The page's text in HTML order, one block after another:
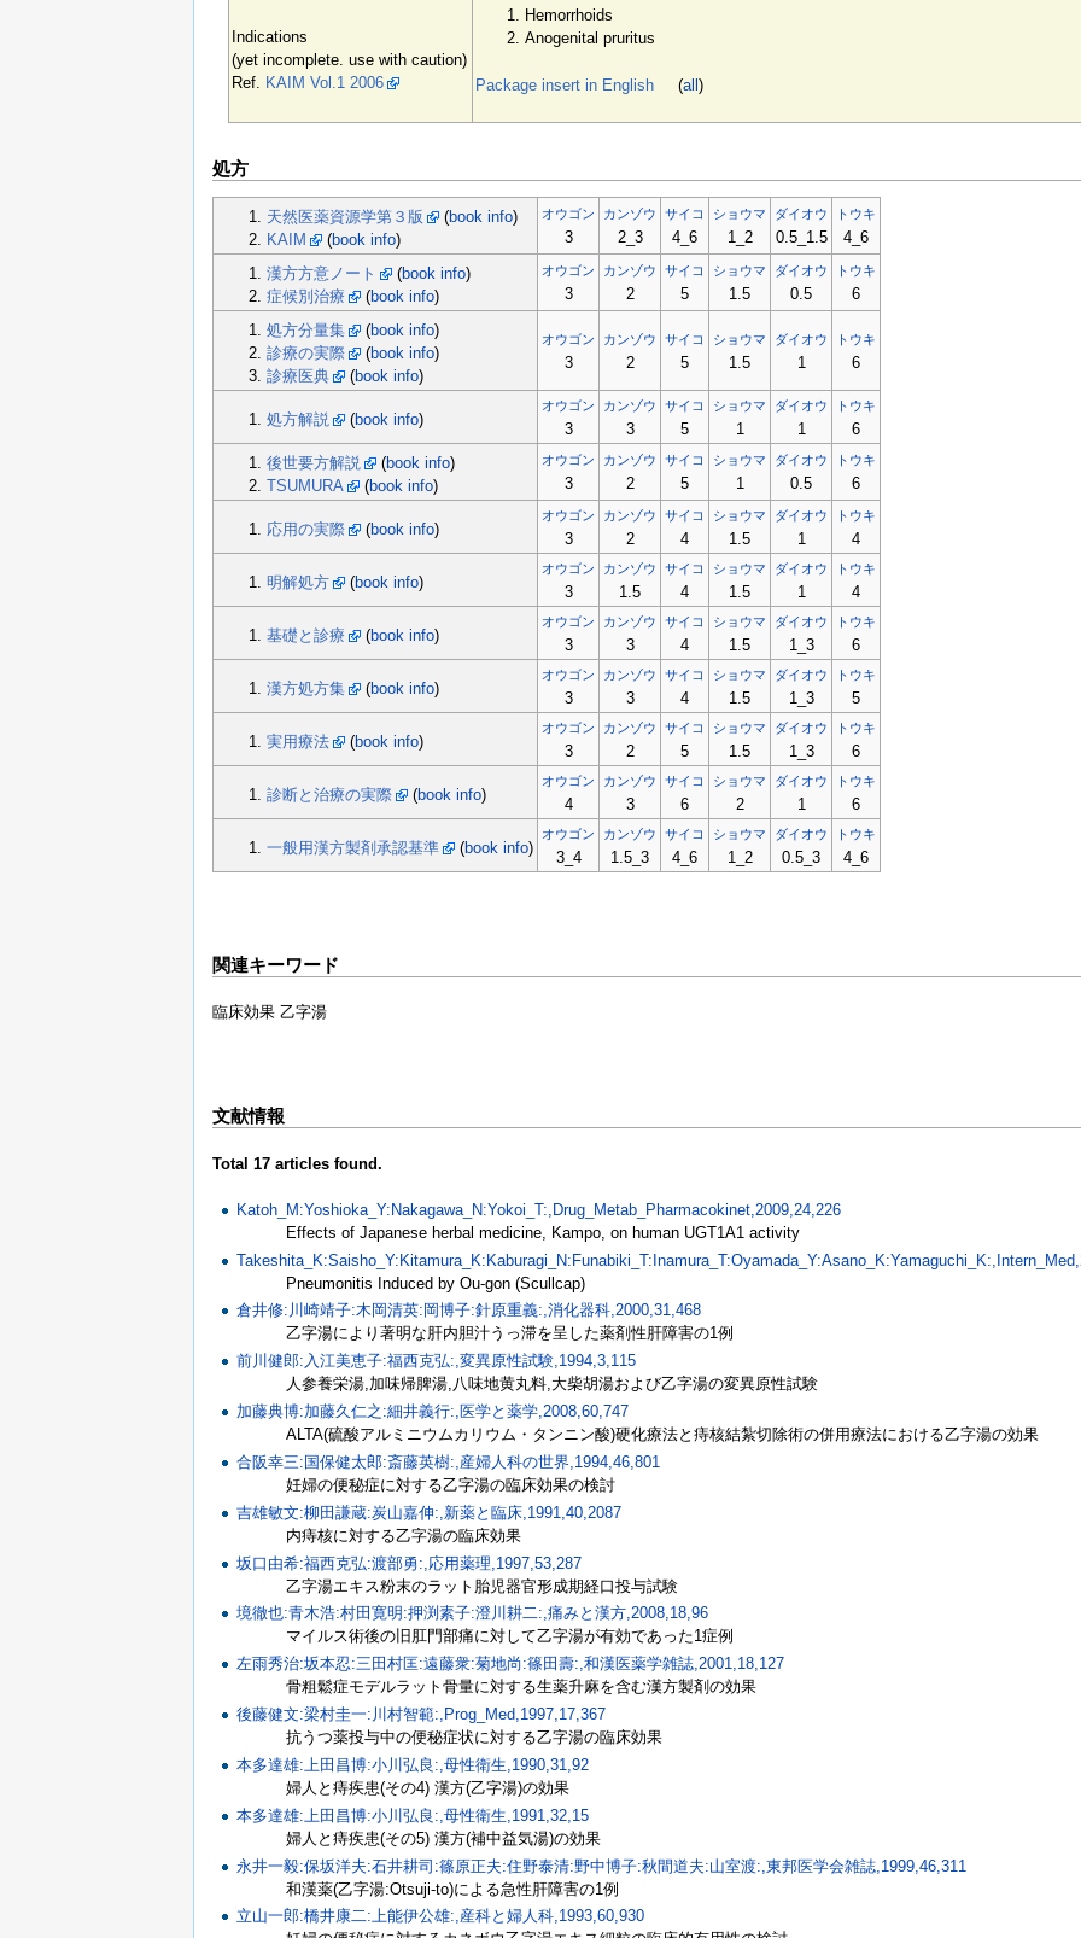
Indications
(yet incomplete. use with caution)
Ref. KAIM Vol.1 2006
Hemorrhoids
Anogenital pruritus
Package insert in English (all)
処方
天然医薬資源学第３版 (book info)
KAIM
(book info)
オウゴン
3
カンゾウ
2_3
サイコ
4_6
ショウマ
1_2
ダイオウ
0.5_1.5
トウキ
4_6
漢方方意ノート
(book info)
症候別治療
(book info)
オウゴン
3
カンゾウ
2
サイコ
5
ショウマ
1.5
ダイオウ
0.5
トウキ
6
処方分量集
(book info)
診療の実際
(book info)
診療医典
(book info)
オウゴン
3
カンゾウ
2
サイコ
5
ショウマ
1.5
ダイオウ
1
トウキ
6
処方解説 (book info)
オウゴン
3
カンゾウ
3
サイコ
5
ショウマ
1
ダイオウ
1
トウキ
6
後世要方解説
(book info)
TSUMURA
(book info)
オウゴン
3
カンゾウ
2
サイコ
5
ショウマ
1
ダイオウ
0.5
トウキ
6
応用の実際 (book info)
オウゴン
3
カンゾウ
2
サイコ
4
ショウマ
1.5
ダイオウ
1
トウキ
4
明解処方 (book info)
オウゴン
3
カンゾウ
1.5
サイコ
4
ショウマ
1.5
ダイオウ
1
トウキ
4
基礎と診療 (book info)
オウゴン
3
カンゾウ
3
サイコ
4
ショウマ
1.5
ダイオウ
1_3
トウキ
6
漢方処方集 (book info)
オウゴン
3
カンゾウ
3
サイコ
4
ショウマ
1.5
ダイオウ
1_3
トウキ
5
実用療法 (book info)
オウゴン
3
カンゾウ
2
サイコ
5
ショウマ
1.5
ダイオウ
1_3
トウキ
6
診断と治療の実際 (book info)
オウゴン
4
カンゾウ
3
サイコ
6
ショウマ
2
ダイオウ
1
トウキ
6
一般用漢方製剤承認基準 (book info)
オウゴン
3_4
カンゾウ
1.5_3
サイコ
4_6
ショウマ
1_2
ダイオウ
0.5_3
トウキ
4_6
関連キーワード
臨床効果 乙字湯
文献情報
Total 17 articles found.
Katoh_M:Yoshioka_Y:Nakagawa_N:Yokoi_T:,Drug_Metab_Pharmacokinet,2009,24,226
Effects of Japanese herbal medicine, Kampo, on human UGT1A1 activity
Pneumonitis Induced by Ou-gon (Scullcap)
倉井修:川崎靖子:木岡清英:岡博子:針原重義:,消化器科,2000,31,468
乙字湯により著明な肝内胆汁うっ滞を呈した薬剤性肝障害の1例
前川健郎:入江美恵子:福西克弘:,変異原性試験,1994,3,115
人参養栄湯,加味帰脾湯,八味地黄丸料,大柴胡湯および乙字湯の変異原性試験
加藤典博:加藤久仁之:細井義行:,医学と薬学,2008,60,747
ALTA(硫酸アルミニウムカリウム・タンニン酸)硬化療法と痔核結紮切除術の併用療法における乙字湯の効果
合阪幸三:国保健太郎:斎藤英樹:,産婦人科の世界,1994,46,801
妊婦の便秘症に対する乙字湯の臨床効果の検討
吉雄敏文:柳田謙蔵:炭山嘉伸:,新薬と臨床,1991,40,2087
内痔核に対する乙字湯の臨床効果
坂口由希:福西克弘:渡部勇:,応用薬理,1997,53,287
乙字湯エキス粉末のラット胎児器官形成期経口投与試験
境徹也:青木浩:村田寛明:押渕素子:澄川耕二:,痛みと漢方,2008,18,96
マイルス術後の旧肛門部痛に対して乙字湯が有効であった1症例
左雨秀治:坂本忍:三田村匡:遠藤衆:菊地尚:篠田壽:,和漢医薬学雑誌,2001,18,127
骨粗鬆症モデルラット骨量に対する生薬升麻を含む漢方製剤の効果
後藤健文:梁村圭一:川村智範:,Prog_Med,1997,17,367
抗うつ薬投与中の便秘症状に対する乙字湯の臨床効果
本多達雄:上田昌博:小川弘良:,母性衛生,1990,31,92
婦人と痔疾患(その4) 漢方(乙字湯)の効果
本多達雄:上田昌博:小川弘良:,母性衛生,1991,32,15
婦人と痔疾患(その5) 漢方(補中益気湯)の効果
永井一毅:保坂洋夫:石井耕司:篠原正夫:住野泰清:野中博子:秋間道夫:山室渡:,東邦医学会雑誌,1999,46,311
和漢薬(乙字湯:Otsuji-to)による急性肝障害の1例
立山一郎:橋井康二:上能伊公雄:,産科と婦人科,1993,60,930